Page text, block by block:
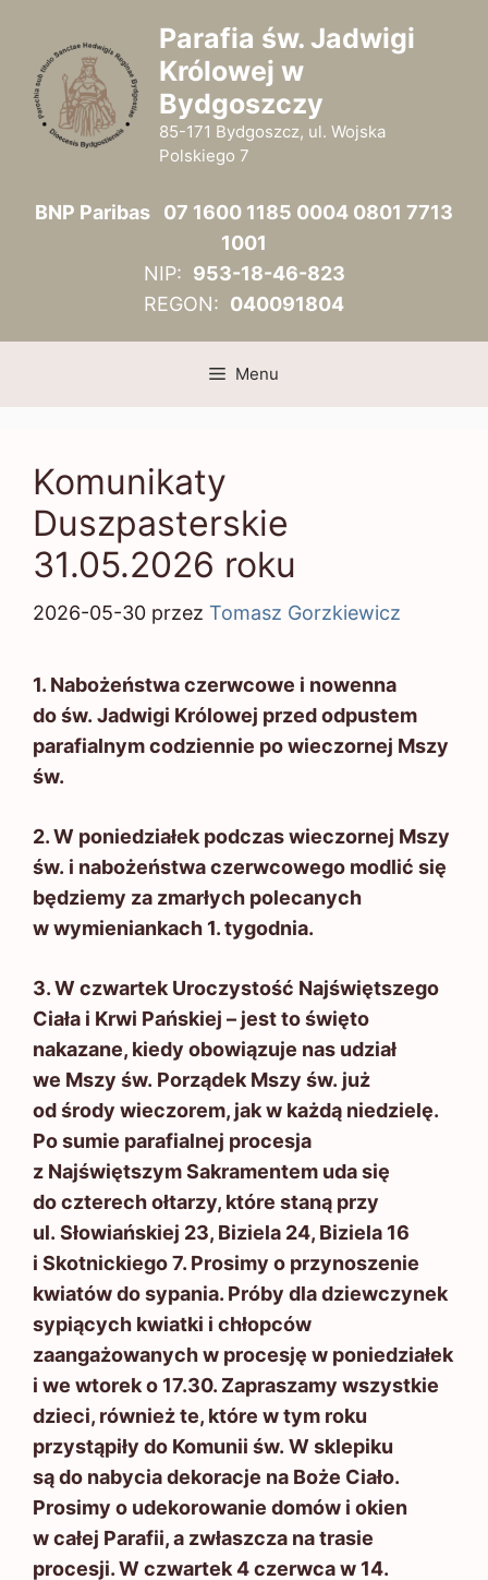
treści
Parafia św. Jadwigi
Królowej w
Bydgoszczy
85-171 Bydgoszcz, ul. Wojska
Polskiego 7
BNP Paribas 07 1600 1185 0004 0801 7713
1001
NIP: 953-18-46-823
REGON: 040091804
Menu
Komunikaty
Duszpasterskie
31.05.2026 roku
2026-05-30 przez Tomasz Gorzkiewicz
1. Nabożeństwa czerwcowe i nowenna
do św. Jadwigi Królowej przed odpustem
parafialnym codziennie po wieczornej Mszy
św.
2. W poniedziałek podczas wieczornej Mszy
św. i nabożeństwa czerwcowego modlić się
będziemy za zmarłych polecanych
w wymieniankach 1. tygodnia.
3. W czwartek Uroczystość Najświętszego
Ciała i Krwi Pańskiej – jest to święto
nakazane, kiedy obowiązuje nas udział
we Mszy św. Porządek Mszy św. już
od środy wieczorem, jak w każdą niedzielę.
Po sumie parafialnej procesja
z Najświętszym Sakramentem uda się
do czterech ołtarzy, które staną przy
ul. Słowiańskiej 23, Biziela 24, Biziela 16
i Skotnickiego 7. Prosimy o przynoszenie
kwiatów do sypania. Próby dla dziewczynek
sypiących kwiatki i chłopców
zaangażowanych w procesję w poniedziałek
i we wtorek o 17.30. Zapraszamy wszystkie
dzieci, również te, które w tym roku
przystąpiły do Komunii św. W sklepiku
są do nabycia dekoracje na Boże Ciało.
Prosimy o udekorowanie domów i okien
w całej Parafii, a zwłaszcza na trasie
procesji. W czwartek 4 czerwca w 14.